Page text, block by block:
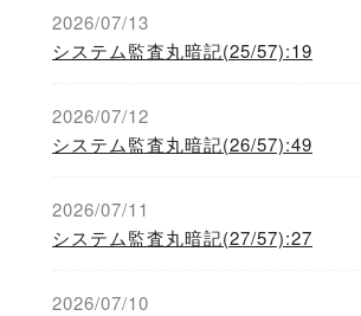
2026/07/13
システム監査丸暗記(25/57):19
2026/07/12
システム監査丸暗記(26/57):49
2026/07/11
システム監査丸暗記(27/57):27
2026/07/10